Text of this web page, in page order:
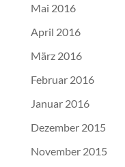
Mai 2016
April 2016
März 2016
Februar 2016
Januar 2016
Dezember 2015
November 2015